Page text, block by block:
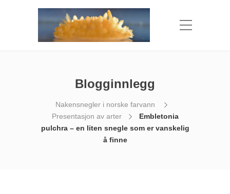
Blogginnlegg
Nakensnegler i norske farvann
Presentasjon av arter
Embletonia
pulchra – en liten snegle som er vanskelig
å finne